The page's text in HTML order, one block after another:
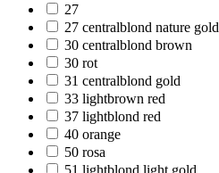
27
27 centralblond nature gold
30 centralblond brown
30 rot
31 centralblond gold
33 lightbrown red
37 lightblond red
40 orange
50 rosa
51 lightblond light gold